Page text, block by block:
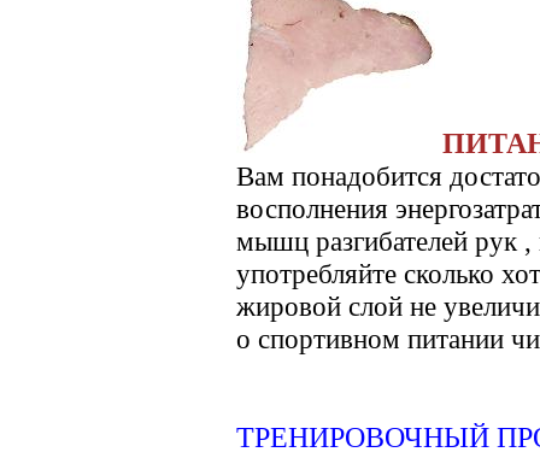
Вам понадобится
восполнения
мышц разгибателей рук ,
употребляйте сколько
жировой слой не
о спортивном питании
ТРЕНИРОВОЧНЫЙ